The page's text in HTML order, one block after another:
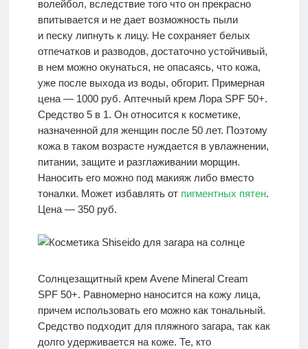
волейбол, вследствие того что он прекрасно
впитывается и не дает возможность пыли
и песку липнуть к лицу. Не сохраняет белых
отпечатков и разводов, достаточно устойчивый,
в нем можно окунаться, не опасаясь, что кожа,
уже после выхода из воды, обгорит. Примерная
цена — 1000 руб. Аптечный крем Лора SPF 50+.
Средство 5 в 1. Он относится к косметике,
назначенной для женщин после 50 лет. Поэтому
кожа в таком возрасте нуждается в увлажнении,
питании, защите и разглаживании морщин.
Наносить его можно под макияж либо вместо
тоналки. Может избавлять от пигментных пятен.
Цена — 350 руб.
Солнцезащитный крем Avene Mineral Cream
SPF 50+. Равномерно наносится на кожу лица,
причем использовать его можно как тональный.
Средство подходит для пляжного загара, так как
долго удерживается на коже. Те, кто